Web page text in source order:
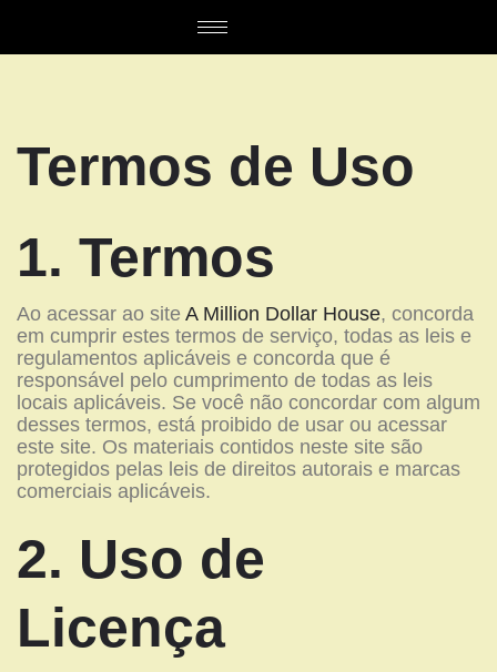
Termos de Uso
1. Termos
Ao acessar ao site A Million Dollar House, concorda
em cumprir estes termos de serviço, todas as leis e
regulamentos aplicáveis ​​e concorda que é
responsável pelo cumprimento de todas as leis
locais aplicáveis. Se você não concordar com algum
desses termos, está proibido de usar ou acessar
este site. Os materiais contidos neste site são
protegidos pelas leis de direitos autorais e marcas
comerciais aplicáveis.
2. Uso de
Licença